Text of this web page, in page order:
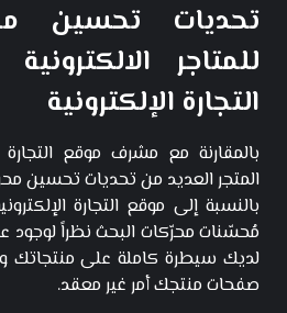
تحديات تحسين
للمتاجر
التجارة الإلكترونية
بالمقارنة مع مشرف موقع التجارة
المتجر العديد من تحديات تحسين
بالنسبة إلى موقع التجارة
مُحسّنات محرّكات البحث نظراً لوجود
لديك سيطرة كاملة على منتجاتك
صفحات منتجك أمر غير معقد.